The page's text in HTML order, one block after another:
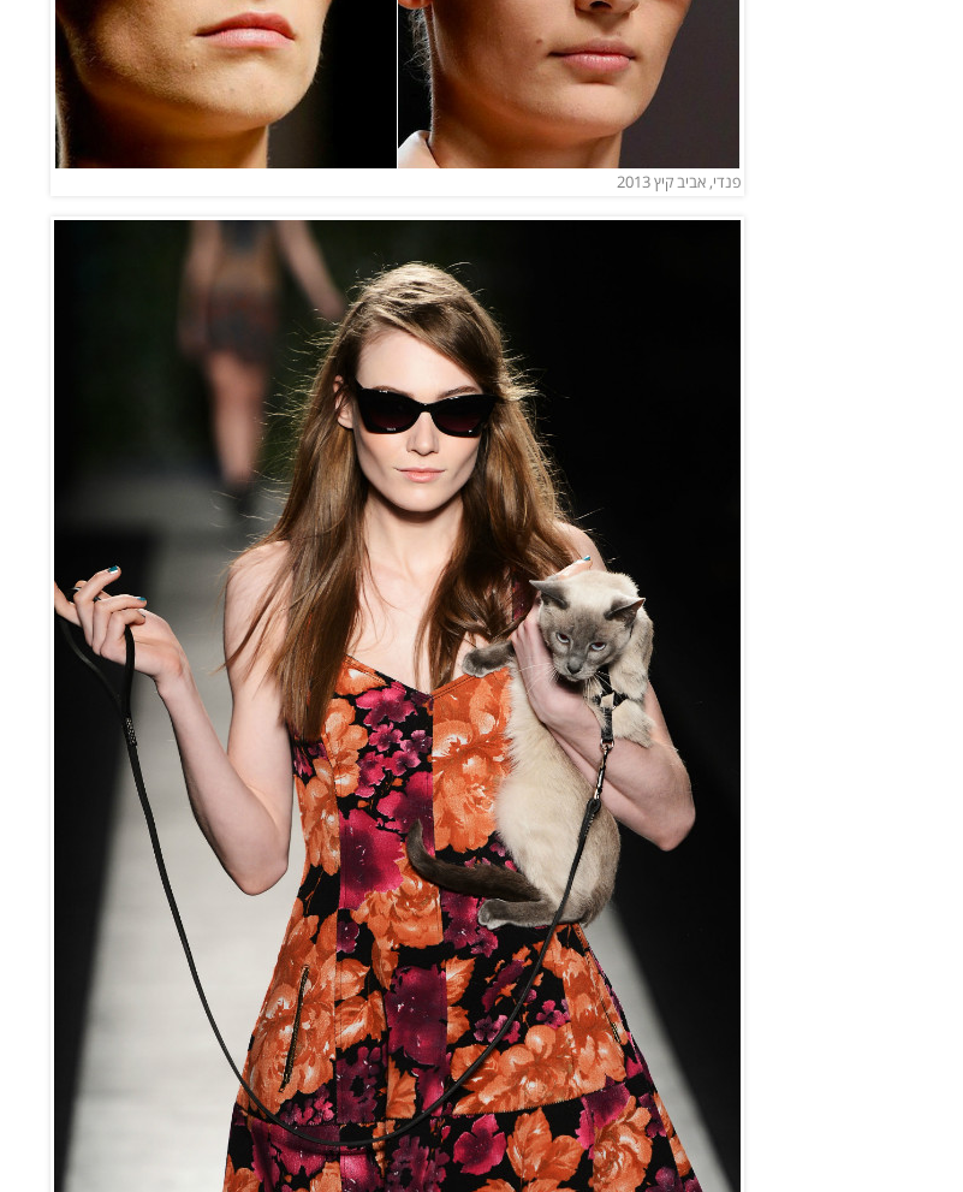
פנדי, אביב קיץ 2013